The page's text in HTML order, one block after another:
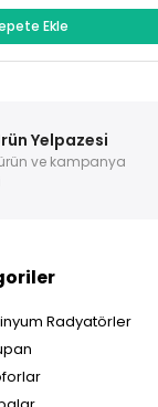
Ekle
Yelpazesi
ve kampanya
Radyatörler